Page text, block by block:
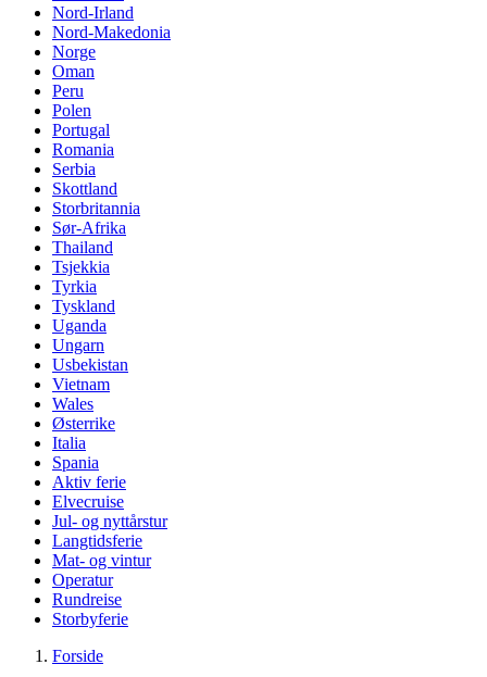
Nord-Irland
Nord-Makedonia
Norge
Oman
Peru
Polen
Portugal
Romania
Serbia
Skottland
Storbritannia
Sør-Afrika
Thailand
Tsjekkia
Tyrkia
Tyskland
Uganda
Ungarn
Usbekistan
Vietnam
Wales
Østerrike
Italia
Spania
Aktiv ferie
Elvecruise
Jul- og nyttårstur
Langtidsferie
Mat- og vintur
Operatur
Rundreise
Storbyferie
Forside